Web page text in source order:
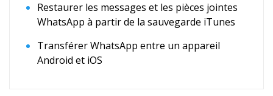
Restaurer les messages et les pièces jointes
WhatsApp à partir de la sauvegarde iTunes
Transférer WhatsApp entre un appareil
Android et iOS